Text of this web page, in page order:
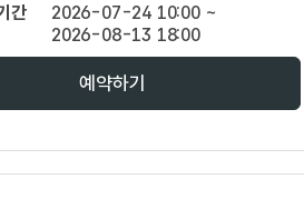
간
2026-07-24 10:00 ~
2026-08-13 18:00
예약하기